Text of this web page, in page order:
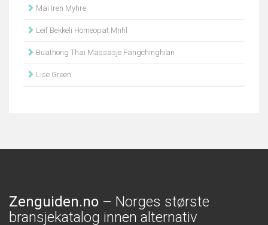
Mai Iren Myhre
Leif Bekkeli Homeopat Mnhl
Buathong Thai Massasje Fangchinghian
Lise Green
Zenguiden.no – Norges største
bransjekatalog innen alternativ